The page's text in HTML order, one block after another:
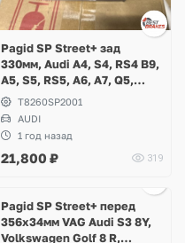
Pagid SP Street+ зад
330мм, Audi A4, S4, RS4 B9,
A5, S5, RS5, A6, A7, Q5,
SQ5, Q7, Volkswagen
Touareg
T8260SP2001
AUDI
1 год назад
21,800 ₽ 319
Pagid SP Street+ перед
356х34мм VAG Audi S3 8Y,
Volkswagen Golf 8 R,